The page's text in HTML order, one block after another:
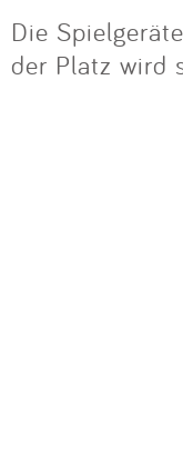
Die
der Platz wird